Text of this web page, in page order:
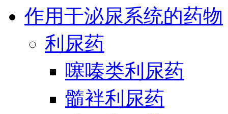
作用于泌尿系统的药物
利尿药
噻嗪类利尿药
髓袢利尿药